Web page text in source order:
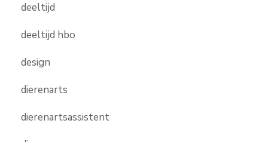
deeltijd
deeltijd hbo
design
dierenarts
dierenartsassistent